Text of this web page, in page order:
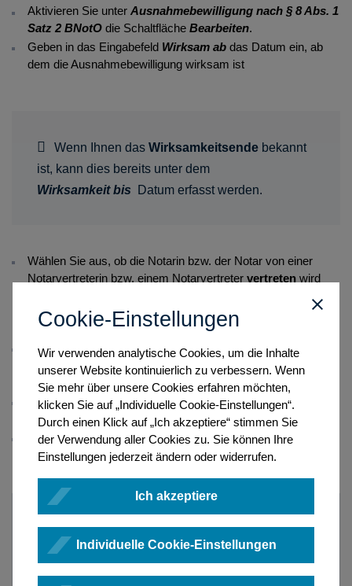
Cookie-Einstellungen
Wir verwenden analytische Cookies, um die Inhalte
unserer Website kontinuierlich zu verbessern. Wenn
Sie mehr über unsere Cookies erfahren möchten,
klicken Sie auf „Individuelle Cookie-Einstellungen“.
Durch einen Klick auf „Ich akzeptiere“ stimmen Sie
der Verwendung aller Cookies zu. Sie können Ihre
Einstellungen jederzeit ändern oder widerrufen.
Ich akzeptiere
Individuelle Cookie-Einstellungen
Aktivieren Sie unter Ausnahmebewilligung nach § 8 Abs. 1
Satz 2 BNotO die Schaltfläche Bearbeiten.
Geben in das Eingabefeld Wirksam ab das Datum ein, ab
dem die Ausnahmebewilligung wirksam ist
Wenn Ihnen das Wirksamkeitsende bekannt
ist, kann dies bereits unter dem
Wirksamkeit bis
Datum erfasst werden.
Wählen Sie aus, ob die Notarin bzw. der Notar von einer
Notarvertreterin bzw. einem Notarvertreter vertreten wird
Notariatsverwalterin bzw. der Notarkammer (alt: Gericht)
verwahrtwerden.
Betätigen Sie nun die SchaltflächeSpeichern. Es erfolgt eine
Sicherheitsabfrage, ob Sie eine Ausnahmebewilligung
erfassen möchten.
Wenn Sie die Aktion fortsetzen wollen, betätigen Sie die
SchaltflächeJa.
Der Datensatz wird nun gespeichert. Um den Vorgang
abzuschließen, ist die Erfassung des Wirksamkeitsbeginns